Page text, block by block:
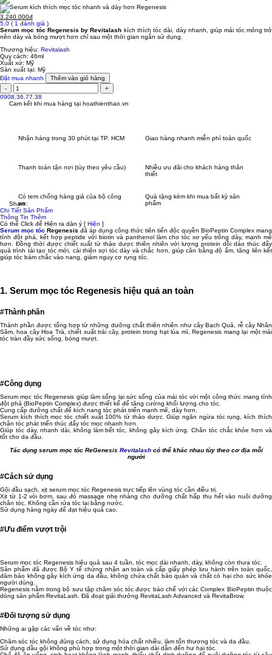
3.240.000đ
5,0 ( 1 đánh giá )
Serum mọc tóc Regenesis by Revitalash kích thích tóc dài, dày nhanh, giúp mái tóc mỏng trở
nên dày và bóng mượt hơn chỉ sau một thời gian ngắn sử dụng.
Thương hiệu: Revitalash
Quy cách: 46ml
Xuất xứ: Mỹ
Sản xuất tại: Mỹ
Đặt mua nhanh
Thêm vào giỏ hàng
0908.36.77.38
Cam kết khi mua hàng tại hoathienthao.vn
Nhận hàng trong 30 phút tại TP. HCM Giao hàng nhanh miễn phí toàn quốc
Thanh toán tận nơi (tùy theo yêu cầu)
Nhiều ưu đãi cho khách hàng thân
thiết
Có tem chống hàng giả của bộ công
an
Quà tặng kèm khi mua bất kỳ sản
phẩm
Share:
Chi Tiết Sản Phẩm
Thông Tin Thêm
Có thể Click để Hiện ra dàn ý [ Hiện ]
Serum mọc tóc Regenesis đã áp dụng công thức tiên tiến độc quyền BioPeptin Complex mang
tính đột phá, kết hợp peptide với biotin và panthenol làm cho tóc xơ yếu trông dày, mạnh mẽ
hơn. Đồng thời được chiết xuất từ thảo dược thiên nhiên với lượng protein dồi dào thúc đẩy
quá trình tái tạo tóc mới, cải thiện sợi tóc dày và chắc hơn, giúp cân bằng độ ẩm, tăng liên kết
giúp tóc bám chắc vào nang, giảm nguy cơ rụng tóc.
1. Serum mọc tóc Regenesis hiệu quả an toàn
#Thành phần
Thành phần được tổng hợp từ những dưỡng chất thiên nhiên như cây Bạch Quả, rễ cây Nhân
Sâm, hoa cây Hoa Trà, chiết xuất trái cây, protein trong hạt lúa mì, Regenesis mang lại một mái
tóc tràn đầy sức sống, bóng mượt.
#Công dụng
Serum mọc tóc Regenesis giúp làm sống lại sức sống của mái tóc với một công thức mang tính
đột phá (BioPeptin Complex) được thiết kế để tăng cường khối lượng cho tóc.
Cung cấp dưỡng chất để kích nang tóc phát triển mạnh mẽ, dày hơn.
Serum kích thích mọc tóc chiết xuất 100% từ thảo dược. Giúp ngăn ngừa tóc rụng, kích thích
chân tóc phát triển thúc đẩy tóc mọc nhanh hơn.
Giúp tóc dày, nhanh dài, không làm bết tóc, không gây kích ứng. Chân tóc chắc khỏe hơn và
tốt cho da đầu.
Tác dụng serum mọc tóc ReGenesis Revitalashcó thể khác nhau tùy theo cơ địa mỗi
người
#Cách sử dụng
Gội đầu sạch, xịt serum mọc tóc Regenesis trực tiếp lên vùng tóc cần điều trị.
Xịt từ 1-2 vòi bơm, sau đó massage nhẹ nhàng cho dưỡng chất hấp thu hết vào nuôi dưỡng
chân tóc. Không cần rửa tóc lại bằng nước.
Sử dụng hàng ngày để đạt hiệu quả cao.
#Ưu điểm vượt trội
Serum mọc tóc Regenesis hiệu quả sau 4 tuần, tóc mọc dài nhanh, dày, không còn thưa tóc.
Sản phẩm đã được Bộ Y tế chứng nhận an toàn và cấp giấy phép lưu hành trên toàn quốc,
đảm bảo không gây kích ứng da đầu, không chứa chất bảo quản và chất có hại cho sức khỏe
người dùng.
Regenesis nằm trong bộ sưu tập chăm sóc tóc được bào chế với các Complex BioPeptin thuộc
dòng sản phẩm RevitaLash. Đã đoạt giải thưởng RevitaLash Advanced và RevitaBrow.
#Đối tượng sử dụng
Những ai gặp các vấn về tóc như:
Chăm sóc tóc không đúng cách, sử dụng hóa chất nhiều, làm tổn thương tóc và da đầu.
Sử dụng dầu gội không phù hợp trong một thời gian dài dẫn đến hư hại tóc.